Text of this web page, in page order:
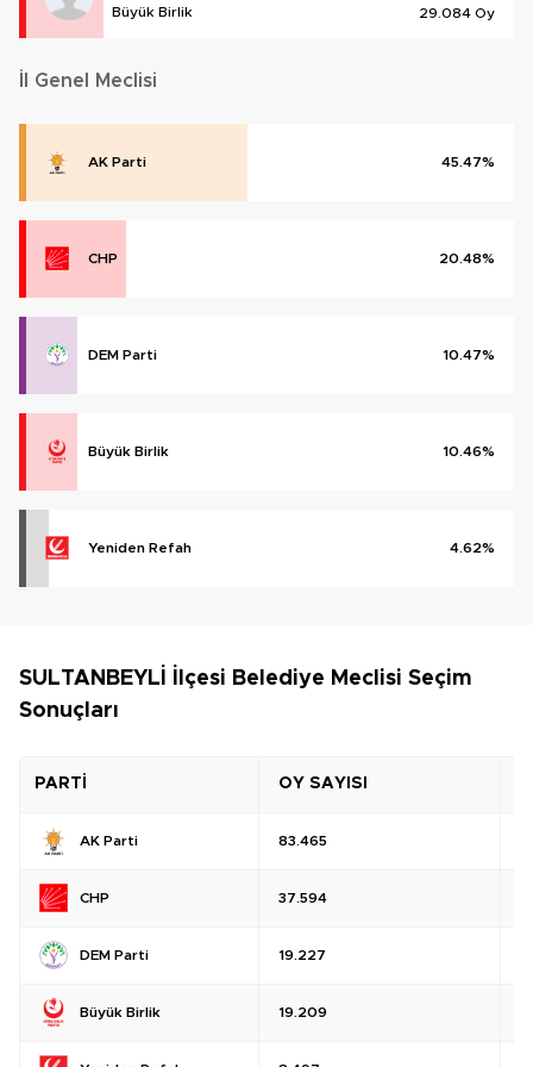
Büyük Birlik 29.084 Oy
İl Genel Meclisi
AK Parti 45.47%
CHP 20.48%
DEM Parti 10.47%
Büyük Birlik 10.46%
Yeniden Refah 4.62%
SULTANBEYLİ İlçesi Belediye Meclisi Seçim
Sonuçları
PARTİ OY SAYISI
AK Parti 83.465
CHP 37.594
DEM Parti 19.227
Büyük Birlik 19.209